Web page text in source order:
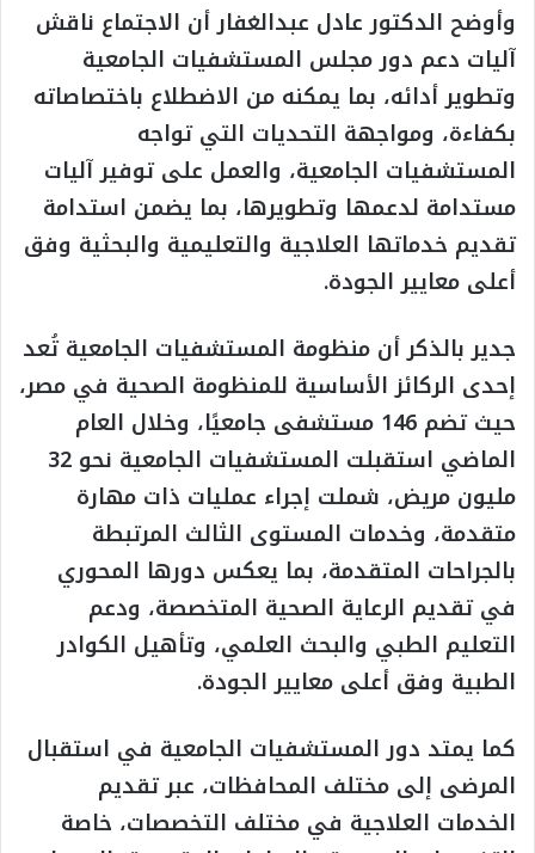
وأوضح الدكتور عادل عبدالغفار أن الاجتماع ناقش
آليات دعم دور مجلس المستشفيات الجامعية
وتطوير أدائه، بما يمكنه من الاضطلاع باختصاصاته
بكفاءة، ومواجهة التحديات التي تواجه
المستشفيات الجامعية، والعمل على توفير آليات
مستدامة لدعمها وتطويرها، بما يضمن استدامة
تقديم خدماتها العلاجية والتعليمية والبحثية وفق
أعلى معايير الجودة.
جدير بالذكر أن منظومة المستشفيات الجامعية تُعد
إحدى الركائز الأساسية للمنظومة الصحية في مصر،
حيث تضم 146 مستشفى جامعيًا، وخلال العام
الماضي استقبلت المستشفيات الجامعية نحو 32
مليون مريض، شملت إجراء عمليات ذات مهارة
متقدمة، وخدمات المستوى الثالث المرتبطة
بالجراحات المتقدمة، بما يعكس دورها المحوري
في تقديم الرعاية الصحية المتخصصة، ودعم
التعليم الطبي والبحث العلمي، وتأهيل الكوادر
الطبية وفق أعلى معايير الجودة.
كما يمتد دور المستشفيات الجامعية في استقبال
المرضى إلى مختلف المحافظات، عبر تقديم
الخدمات العلاجية في مختلف التخصصات، خاصة